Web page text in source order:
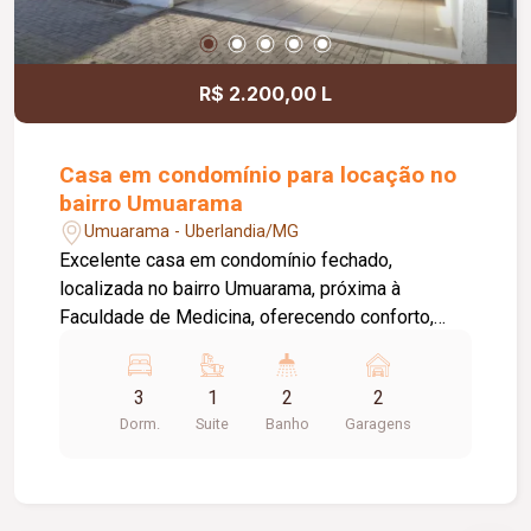
R$ 2.200,00 L
Casa em condomínio para locação no
bairro Umuarama
Umuarama - Uberlandia/MG
Excelente casa em condomínio fechado,
localizada no bairro Umuarama, próxima à
Faculdade de Medicina, oferecendo conforto,
portão e porteiro eletrônicos, câmeras de
segurança e sistema de monitoramento,
proporcionando mais tranquilidade aos
3
Dorm.
1
Suite
2
Banho
2
Garagens